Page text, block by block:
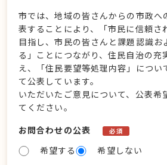
市では、地域の皆さんからの市政へ
表することにより、「市民に信頼さ
目指し、市民の皆さんと課題認識お
る」ことにつながり、住民自治の充
え、「住民要望等処理内容」につい
て公表しています。
いただいたご意見について、公表希
てください。
お問合わせの公表
必須
希望する 希望しない